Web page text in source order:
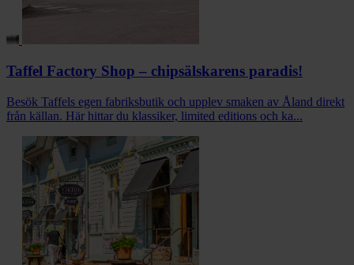
Taffel Factory Shop – chipsälskarens paradis!
Besök Taffels egen fabriksbutik och upplev smaken av Åland direkt
från källan. Här hittar du klassiker, limited editions och ka...